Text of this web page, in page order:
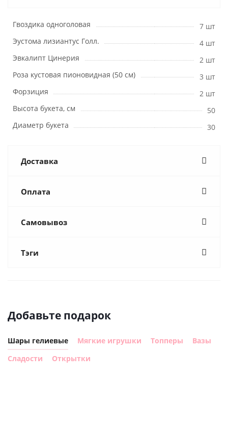
Гвоздика одноголовая
7 шт
Эустома лизиантус Голл.
4 шт
Эвкалипт Цинерия
2 шт
Роза кустовая пионовидная (50 см)
3 шт
Форзиция
2 шт
Высота букета, см
50
Диаметр букета
30
Доставка
Оплата
Самовывоз
Тэги
Добавьте подарок
Шары гелиевые Мягкие игрушки Топперы
Вазы
Сладости
Открытки